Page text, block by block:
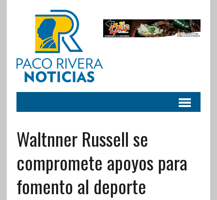
Waltnner Russell se
compromete apoyos para
fomento al deporte